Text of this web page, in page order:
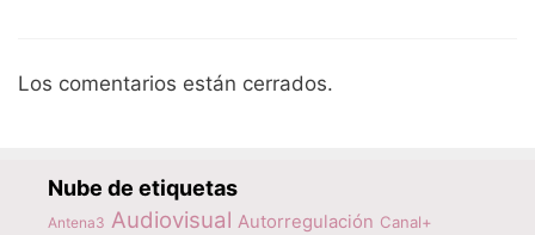
Los comentarios están cerrados.
Nube de etiquetas
Antena3 Audiovisual Autorregulación Canal+